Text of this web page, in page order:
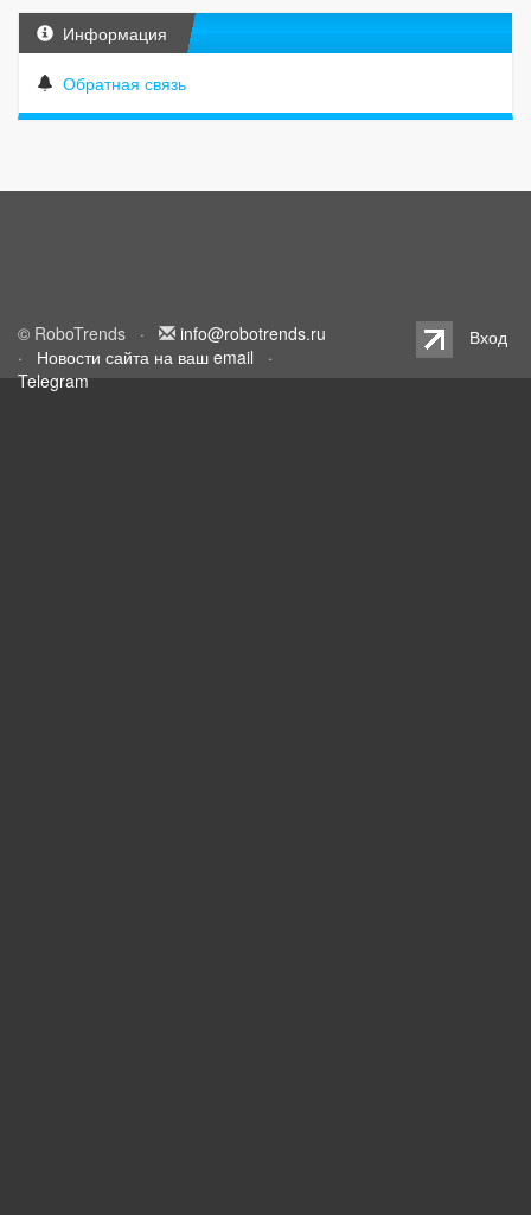
Информация
Обратная связь
© RoboTrends ·
info@robotrends.ru
· Новости сайта на ваш email ·
Telegram
Вход